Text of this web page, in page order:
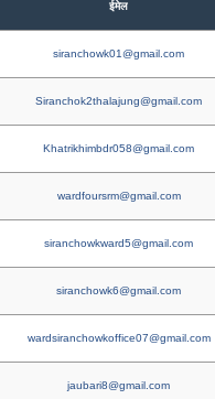
ईमेल
siranchowk01@gmail.com
Siranchok2thalajung@gmail.com
Khatrikhimbdr058@gmail.com
wardfoursrm@gmail.com
siranchowkward5@gmail.com
siranchowk6@gmail.com
wardsiranchowkoffice07@gmail.com
jaubari8@gmail.com